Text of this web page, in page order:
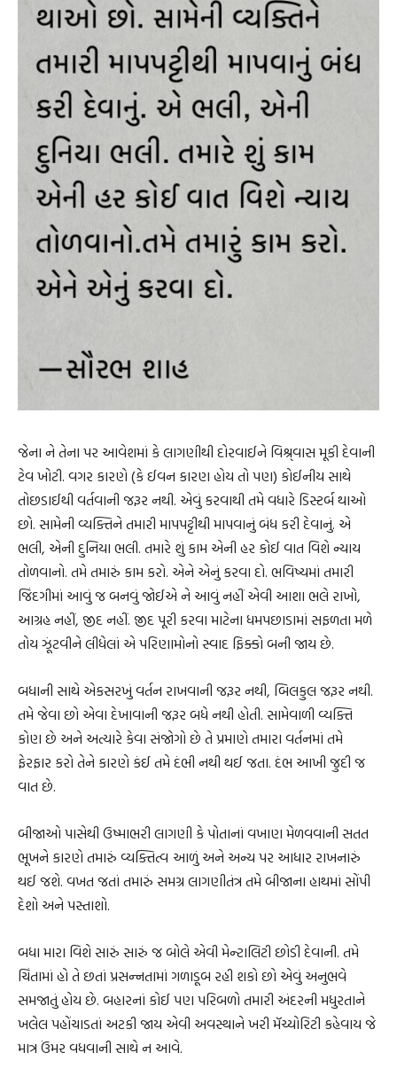
જેના ને તેના પર આવેશમાં કે લાગણીથી દોરવાઈને વિશ્ર્વાસ મૂકી દેવાની
ટેવ ખોટી. વગર કારણે (કે ઈવન કારણ હોય તો પણ) કોઈનીય સાથે
તોછડાઈથી વર્તવાની જરૂર નથી. એવું કરવાથી તમે વધારે ડિસ્ટર્બ થાઓ
છો. સામેની વ્યક્તિને તમારી માપપટ્ટીથી માપવાનું બંધ કરી દેવાનું. એ
ભલી, એની દુનિયા ભલી. તમારે શું કામ એની હર કોઈ વાત વિશે ન્યાય
તોળવાનો. તમે તમારું કામ કરો. એને એનું કરવા દો. ભવિષ્યમાં તમારી
જિંદગીમાં આવું જ બનવું જોઈએ ને આવું નહીં એવી આશા ભલે રાખો,
આગ્રહ નહીં, જીદ નહીં. જીદ પૂરી કરવા માટેના ધમપછાડામાં સફળતા મળે
તોય ઝૂંટવીને લીધેલાં એ પરિણામોનો સ્વાદ ફિક્કો બની જાય છે.
બધાની સાથે એકસરખું વર્તન રાખવાની જરૂર નથી, બિલકુલ જરૂર નથી.
તમે જેવા છો એવા દેખાવાની જરૂર બધે નથી હોતી. સામેવાળી વ્યક્તિ
કોણ છે અને અત્યારે કેવા સંજોગો છે તે પ્રમાણે તમારા વર્તનમાં તમે
ફેરફાર કરો તેને કારણે કંઈ તમે દંભી નથી થઈ જતા. દંભ આખી જુદી જ
વાત છે.
બીજાઓ પાસેથી ઉષ્માભરી લાગણી કે પોતાનાં વખાણ મેળવવાની સતત
ભૂખને કારણે તમારું વ્યક્તિત્વ આળું અને અન્ય પર આધાર રાખનારું
થઈ જશે. વખત જતાં તમારું સમગ્ર લાગણીતંત્ર તમે બીજાના હાથમાં સોંપી
દેશો અને પસ્તાશો.
બધા મારા વિશે સારું સારું જ બોલે એવી મેન્ટાલિટી છોડી દેવાની. તમે
ચિંતામાં હો તે છતાં પ્રસન્નતામાં ગળાડૂબ રહી શકો છો એવું અનુભવે
સમજાતું હોય છે. બહારનાં કોઈ પણ પરિબળો તમારી અંદરની મધુરતાને
ખલેલ પહોંચાડતાં અટકી જાય એવી અવસ્થાને ખરી મૅચ્યોરિટી કહેવાય જે
માત્ર ઉંમર વધવાની સાથે ન આવે.